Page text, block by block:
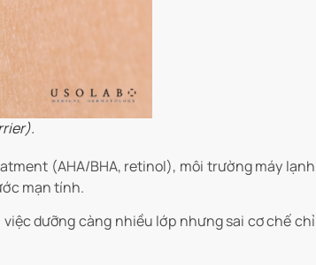
(AHA/BHA, retinol), môi trường máy lạnh
mạn tính.
dưỡng càng nhiều lớp nhưng sai cơ chế chỉ